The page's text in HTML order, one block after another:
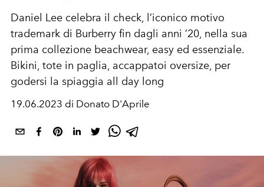
Daniel Lee celebra il check, l’iconico motivo
trademark di Burberry fin dagli anni ’20, nella sua
prima collezione beachwear, easy ed essenziale.
Bikini, tote in paglia, accappatoi oversize, per
godersi la spiaggia all day long
19.06.2023 di Donato D'Aprile